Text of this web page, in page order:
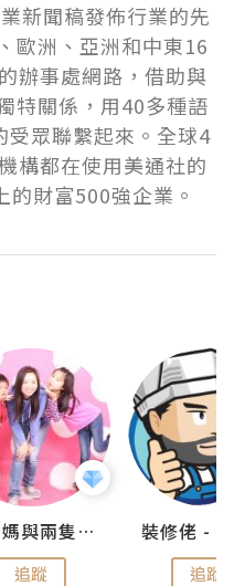
新聞稿發佈行業的先
歐洲、亞洲和中東16
辦事處網路，借助與
特關係，用40多種語
受眾聯繫起來。全球4
構都在使用美通社的
財富500強企業。
儍媽媽與兩隻小魔怪之家
追蹤 追蹤